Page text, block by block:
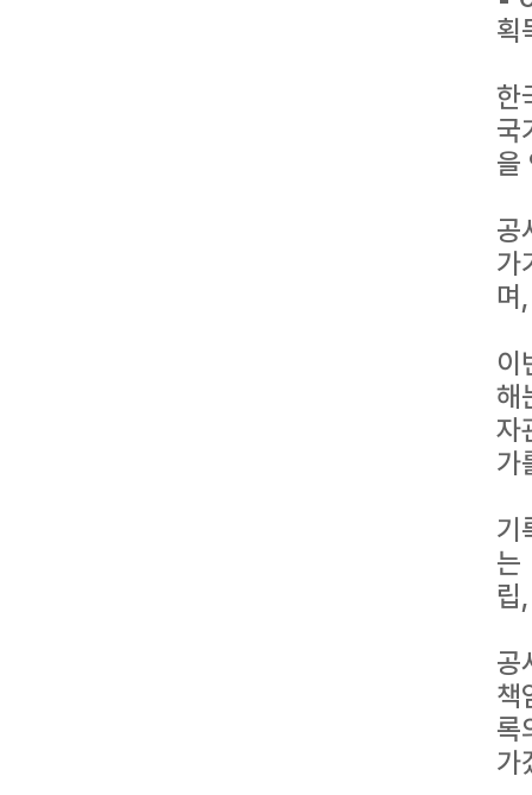
획
한
국
을
공
가
며
이
해
자
가
기
는
립
공
책
록
가